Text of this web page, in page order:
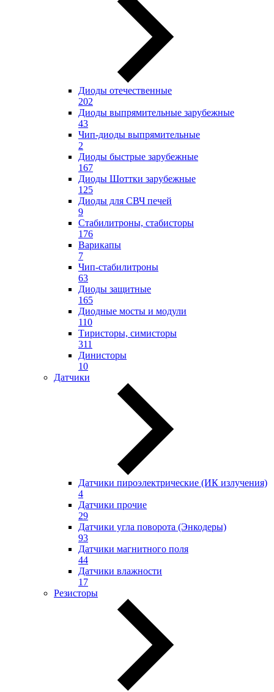
Диоды отечественные
202
Диоды выпрямительные зарубежные
43
Чип-диоды выпрямительные
2
Диоды быстрые зарубежные
167
Диоды Шоттки зарубежные
125
Диоды для СВЧ печей
9
Стабилитроны, стабисторы
176
Варикапы
7
Чип-стабилитроны
63
Диоды защитные
165
Диодные мосты и модули
110
Тиристоры, симисторы
311
Динисторы
10
Датчики
Датчики пироэлектрические (ИК излучения)
4
Датчики прочие
29
Датчики угла поворота (Энкодеры)
93
Датчики магнитного поля
44
Датчики влажности
17
Резисторы